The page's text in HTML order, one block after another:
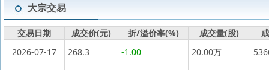
大宗交易
交易日期 成交价(元) 折/溢价率(%) 成交量(股)
2026-07-17
268.3 -1.00 20.00万